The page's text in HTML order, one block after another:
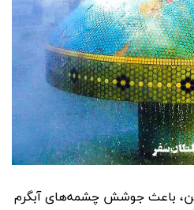
باعث جوشش چشمه‌های آبگرم